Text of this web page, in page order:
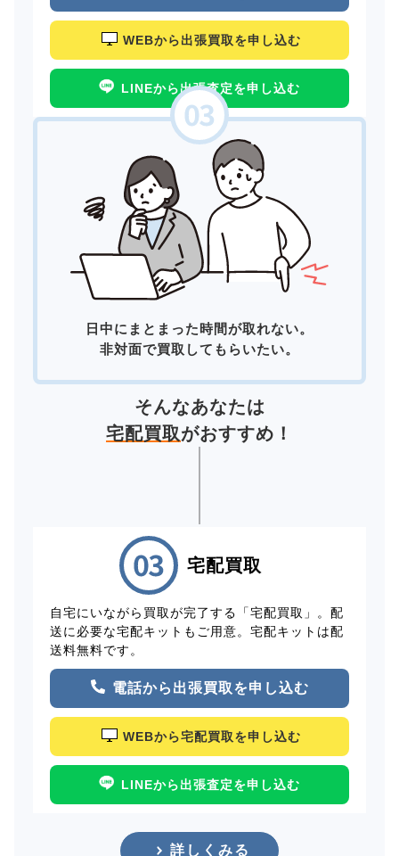
WEBから出張買取を申し込む
LINEから出張査定を申し込む
日中にまとまった時間が取れない。
非対面で買取してもらいたい。
そんなあなたは
宅配買取がおすすめ！
宅配買取
自宅にいながら買取が完了する「宅配買取」。配
送に必要な宅配キットもご用意。宅配キットは配
送料無料です。
電話から出張買取を申し込む
WEBから宅配買取を申し込む
LINEから出張査定を申し込む
詳しくみる